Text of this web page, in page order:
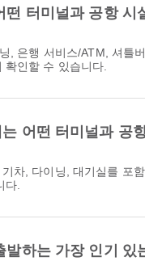
떤 터미널과 공항 시
확인할 수 있습니다.
어떤 터미널과 공
기차, 다이닝, 대기실를
다.
발하는 가장 인기 있